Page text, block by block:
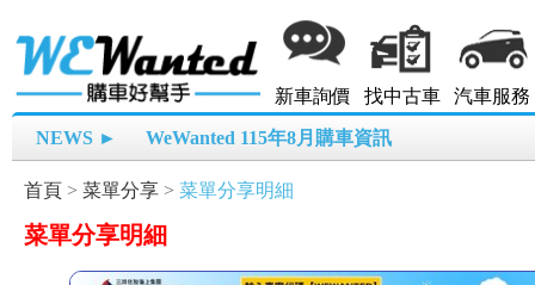
新車詢價 找中古車 汽車服務
NEWS ► WeWanted 115年8月購車資訊
首頁 > 菜單分享 > 菜單分享明細
菜單分享明細